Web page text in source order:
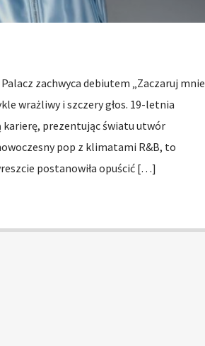
zachwyca debiutem „Zaczaruj mnie
wrażliwy i szczery głos. 19-letnia
prezentując światu utwór
pop z klimatami R&B, to
postanowiła opuścić […]